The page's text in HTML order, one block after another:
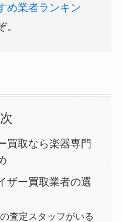
め業者ランキン
買取なら楽器専門
ザー買取業者の選
査定スタッフがいる